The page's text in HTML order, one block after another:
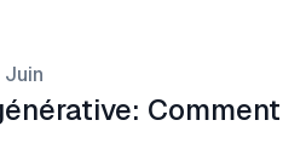
Juin
Comment